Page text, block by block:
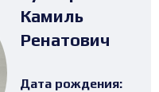
Камиль
Ренатович
Дата рождения: